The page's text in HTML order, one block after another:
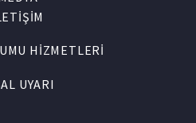
HİZMETLERİ
UYARI